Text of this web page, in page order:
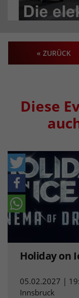
« ZURÜCK
Diese
Holiday on
05.02.2027 |
Innsbruck